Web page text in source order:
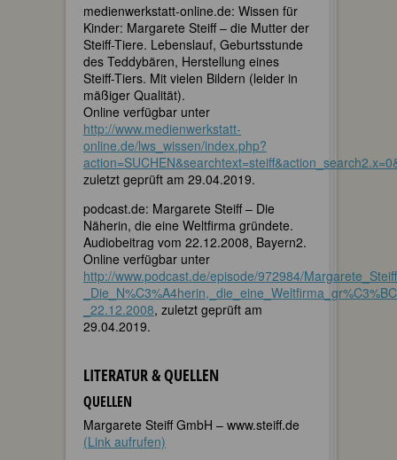
medienwerkstatt-online.de: Wissen für
Kinder: Margarete Steiff – die Mutter der
Steiff-Tiere. Lebenslauf, Geburtsstunde
des Teddybären, Herstellung eines
Steiff-Tiers. Mit vielen Bildern (leider in
mäßiger Qualität).
Online verfügbar unter
http://www.medienwerkstatt-
online.de/lws_wissen/index.php?
zuletzt geprüft am 29.04.2019.
podcast.de: Margarete Steiff – Die
Näherin, die eine Weltfirma gründete.
Audiobeitrag vom 22.12.2008, Bayern2.
Online verfügbar unter
http://www.podcast.de/episode/972984/
_22.12.2008, zuletzt geprüft am
29.04.2019.
LITERATUR & QUELLEN
QUELLEN
Margarete Steiff GmbH – www.steiff.de
(Link aufrufen)